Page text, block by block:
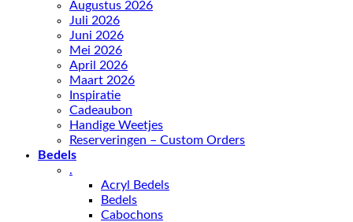
Augustus 2026
Juli 2026
Juni 2026
Mei 2026
April 2026
Maart 2026
Inspiratie
Cadeaubon
Handige Weetjes
Reserveringen – Custom Orders
Bedels
.
Acryl Bedels
Bedels
Cabochons